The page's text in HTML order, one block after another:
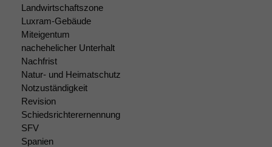
Landwirtschaftszone
Luxram-Gebäude
Miteigentum
nachehelicher Unterhalt
Nachfrist
Natur- und Heimatschutz
Notzuständigkeit
Revision
Schiedsrichterernennung
SFV
Spanien